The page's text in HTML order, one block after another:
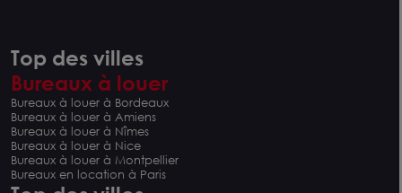
Top des villes
Bureaux à louer
Bureaux à louer à Bordeaux
Bureaux à louer à Amiens
Bureaux à louer à Nîmes
Bureaux à louer à Nice
Bureaux à louer à Montpellier
Bureaux en location à Paris